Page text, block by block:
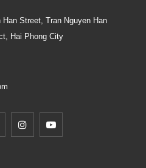
Han Street, Tran Nguyen Han
Hai Phong City